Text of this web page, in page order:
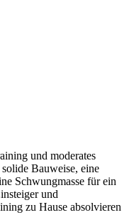
und moderates
Bauweise, eine
Schwungmasse für ein
und
zu Hause absolvieren